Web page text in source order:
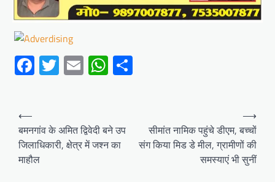
Facebook
Twitter
EmailWhatsApp
Post
navigation
⟵
बमनगांव के अमित द्विवेदी बने उप
जिलाधिकारी, क्षेत्र में जश्न का
माहौल
सीमांत नामिक पहुंचे डीएम, बच्चों
संग किया मिड डे मील, ग्रामीणों की
समस्याएं भी सुनीं
⟶